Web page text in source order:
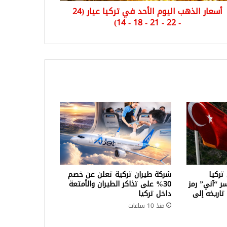
أسعار الذهب اليوم الأحد في تركيا عيار (24
- 22 - 21 - 18 - 14)
“آني” رمز
إلى
شركة طيران تركية تعلن عن خصم
30% على تذاكر الطيران والأمتعة
داخل تركيا
منذ 10 ساعات